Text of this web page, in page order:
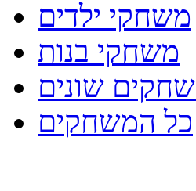
משחקי ילדים
משחקי בנות
שונים
כל המשחקים